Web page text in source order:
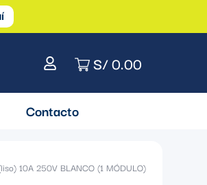
S/ 0.00
Contacto
10A 250V BLANCO (1 MÓDULO)